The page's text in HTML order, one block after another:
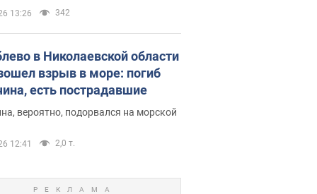
13:26 342
в Николаевской области
взрыв в море: погиб
есть пострадавшие
вероятно, подорвался на морской
12:41 2,0 т.